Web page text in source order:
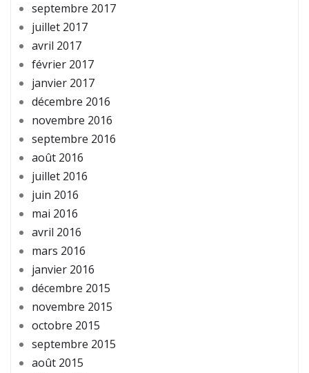
septembre 2017
juillet 2017
avril 2017
février 2017
janvier 2017
décembre 2016
novembre 2016
septembre 2016
août 2016
juillet 2016
juin 2016
mai 2016
avril 2016
mars 2016
janvier 2016
décembre 2015
novembre 2015
octobre 2015
septembre 2015
août 2015